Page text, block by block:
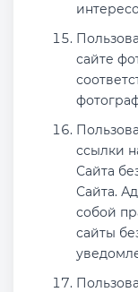
сайте
ссылки
Сайта
Сайта.
собой
сайты